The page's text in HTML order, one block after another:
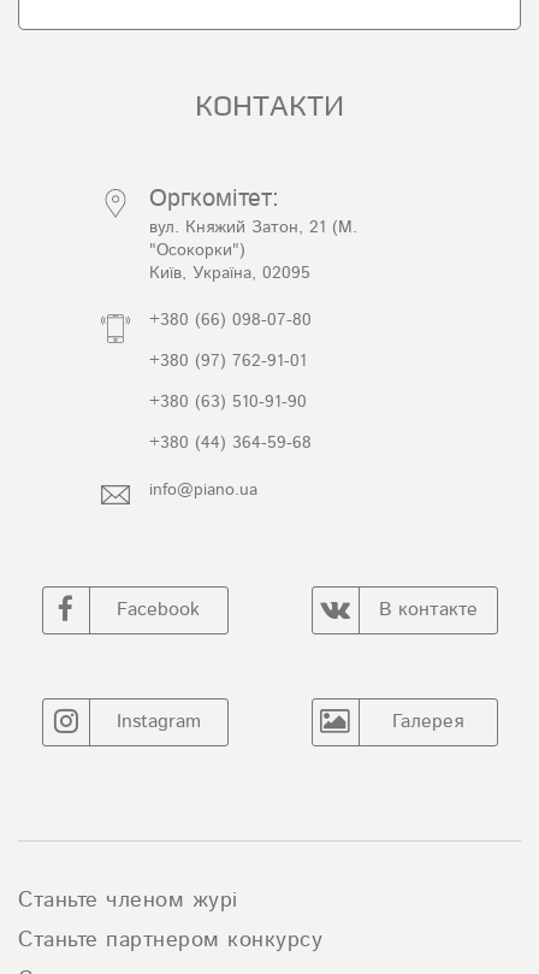
КОНТАКТИ
Оргкомітет:
вул. Княжий Затон, 21 (М.
"Осокорки")
Київ, Україна, 02095
+380 (66) 098-07-80
+380 (97) 762-91-01
+380 (63) 510-91-90
+380 (44) 364-59-68
info@piano.ua
Facebook В контакте
Instagram Галерея
Станьте членом журі
Станьте партнером конкурсу